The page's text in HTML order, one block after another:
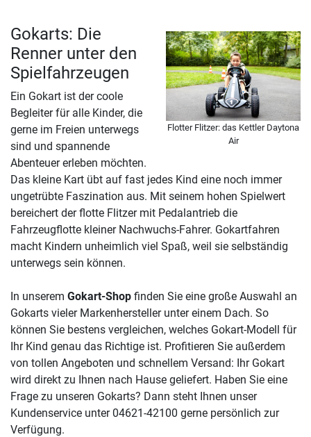
Flotter Flitzer: das Kettler Daytona
Air
Gokarts: Die
Renner unter den
Spielfahrzeugen
Ein Gokart ist der coole
Begleiter für alle Kinder, die
gerne im Freien unterwegs
sind und spannende
Abenteuer erleben möchten.
Das kleine Kart übt auf fast jedes Kind eine noch immer
ungetrübte Faszination aus. Mit seinem hohen Spielwert
bereichert der flotte Flitzer mit Pedalantrieb die
Fahrzeugflotte kleiner Nachwuchs-Fahrer. Gokartfahren
macht Kindern unheimlich viel Spaß, weil sie selbständig
unterwegs sein können.
In unserem Gokart-Shop finden Sie eine große Auswahl an
Gokarts vieler Markenhersteller unter einem Dach. So
können Sie bestens vergleichen, welches Gokart-Modell für
Ihr Kind genau das Richtige ist. Profitieren Sie außerdem
von tollen Angeboten und schnellem Versand: Ihr Gokart
wird direkt zu Ihnen nach Hause geliefert. Haben Sie eine
Frage zu unseren Gokarts? Dann steht Ihnen unser
Kundenservice unter 04621-42100 gerne persönlich zur
Verfügung.